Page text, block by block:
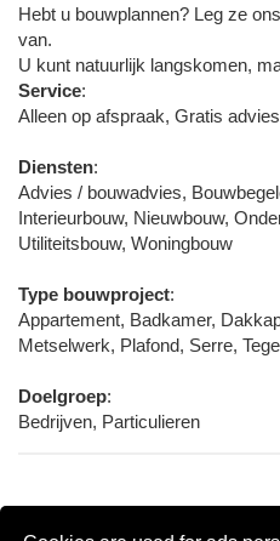
Hebt u bouwplannen? Leg ze
van.
U kunt natuurlijk langskomen,
Service:
Alleen op afspraak, Gratis
Diensten:
Advies / bouwadvies,
Interieurbouw, Nieuwbouw,
Utiliteitsbouw, Woningbouw
Type bouwproject:
Appartement, Badkamer,
Metselwerk, Plafond, Serre,
Doelgroep:
Bedrijven, Particulieren